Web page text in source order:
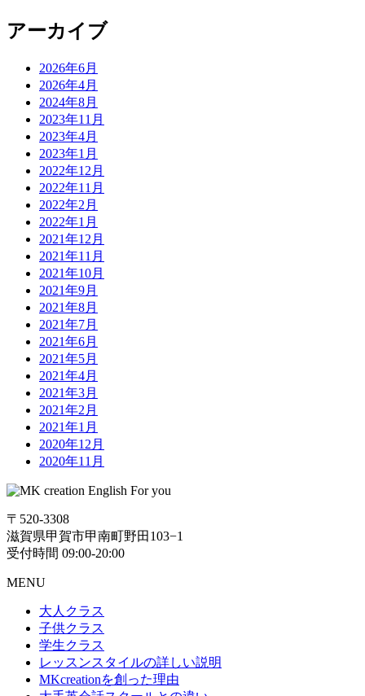
アーカイブ
2026年6月
2026年4月
2024年8月
2023年11月
2023年4月
2023年1月
2022年12月
2022年11月
2022年2月
2022年1月
2021年12月
2021年11月
2021年10月
2021年9月
2021年8月
2021年7月
2021年6月
2021年5月
2021年4月
2021年3月
2021年2月
2021年1月
2020年12月
2020年11月
〒520-3308
滋賀県甲賀市甲南町野田103−1
受付時間 09:00-20:00
MENU
大人クラス
子供クラス
学生クラス
レッスンスタイルの詳しい説明
MKcreationを創った理由